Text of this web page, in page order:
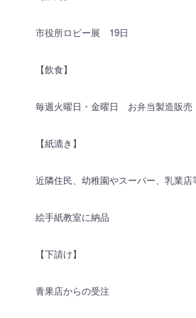
市役所ロビー展 19日
【飲食】
毎週火曜日・金曜日 お弁当製造販売
【紙漉き】
近隣住民、幼稚園やスーパー、乳業
絵手紙教室に納品
【下請け】
青果店からの受注